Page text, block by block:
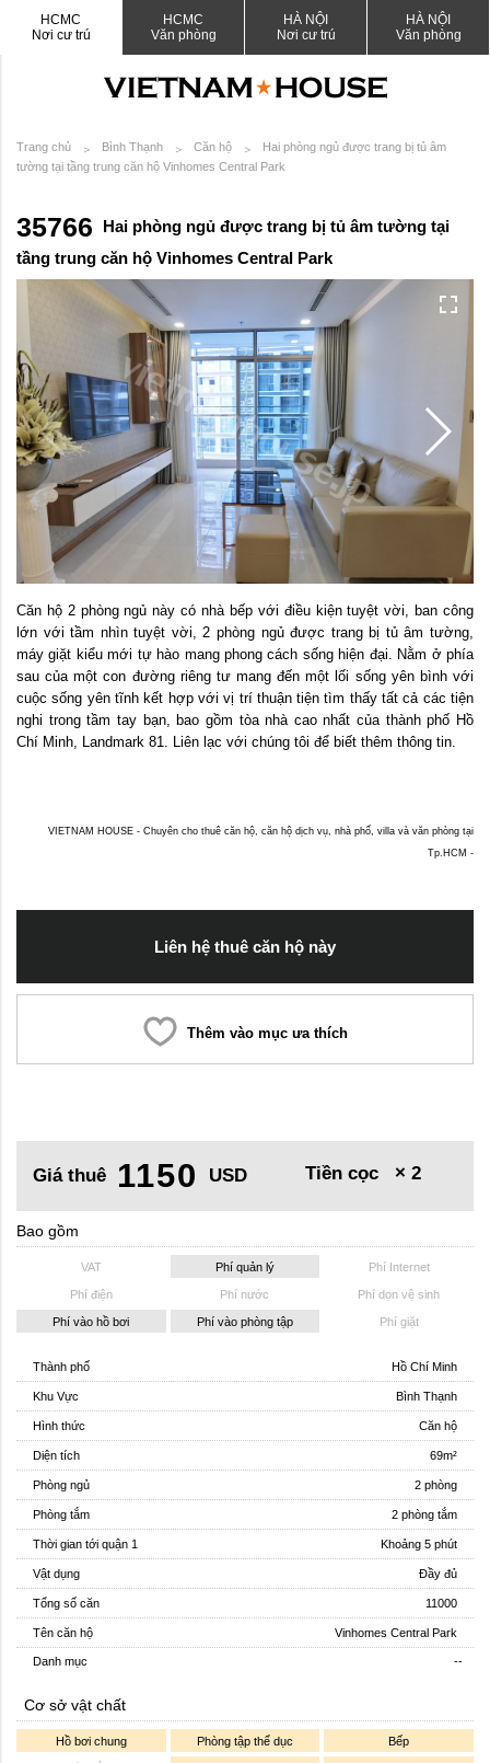
HCMC
Nơi cư trú
HCMC
Văn phòng
HÀ NỘI
Nơi cư trú
HÀ NỘI
Văn phòng
Trang chủ Bình Thạnh Căn hộ
Hai phòng ngủ được trang bị tủ âm
tường tại tầng trung căn hộ Vinhomes Central Park
35766
Hai phòng ngủ được trang bị tủ âm tường tại
tầng trung căn hộ Vinhomes Central Park
Căn hộ 2 phòng ngủ này có nhà bếp với điều kiện tuyệt vời, ban công
lớn với tầm nhìn tuyệt vời, 2 phòng ngủ được trang bị tủ âm tường,
máy giặt kiểu mới tự hào mang phong cách sống hiện đại. Nằm ở phía
sau của một con đường riêng tư mang đến một lối sống yên bình với
cuộc sống yên tĩnh kết hợp với vị trí thuận tiện tìm thấy tất cả các tiện
nghi trong tầm tay bạn, bao gồm tòa nhà cao nhất của thành phố Hồ
Chí Minh, Landmark 81. Liên lạc với chúng tôi để biết thêm thông tin.
VIETNAM HOUSE - Chuyên cho thuê căn hộ, căn hộ dịch vụ, nhà phố, villa và văn phòng tại
Tp.HCM -
Liên hệ thuê căn hộ này
Thêm vào mục ưa thích
Giá thuê 1150 USD Tiền cọc × 2
Bao gồm
VAT Phí quản lý Phí Internet
Phí điện Phí nước Phí dọn vệ sinh
Phí vào hồ bơi Phí vào phòng tập Phí giặt
Thành phố Hồ Chí Minh
Khu Vực Bình Thạnh
Hình thức Căn hộ
Diện tích 69m²
Phòng ngủ 2 phòng
Phòng tắm 2 phòng tắm
Thời gian tới quận 1 Khoảng 5 phút
Vật dụng Đầy đủ
Tổng số căn 11000
Tên căn hộ Vinhomes Central Park
Danh mục --
Cơ sở vật chất
Hồ bơi chung Phòng tập thể dục Bếp